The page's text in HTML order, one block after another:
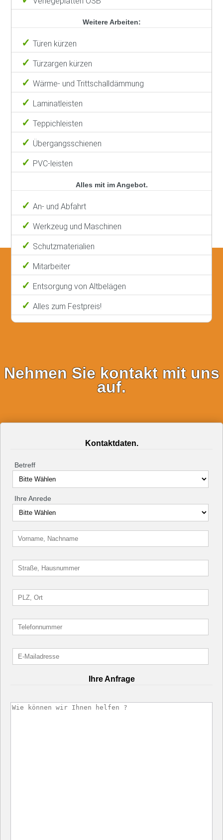
Weitere Arbeiten:
Türen kürzen
Türzargen kürzen
Wärme- und Trittschalldämmung
Laminatleisten
Teppichleisten
Übergangsschienen
PVC-leisten
Alles mit im Angebot.
An- und Abfahrt
Werkzeug und Maschinen
Schutzmaterialien
Mitarbeiter
Entsorgung von Altbelägen
Alles zum Festpreis!
Nehmen Sie kontakt mit uns
auf.
Kontaktdaten.
Betreff
Ihre Anrede
Ihre Anfrage